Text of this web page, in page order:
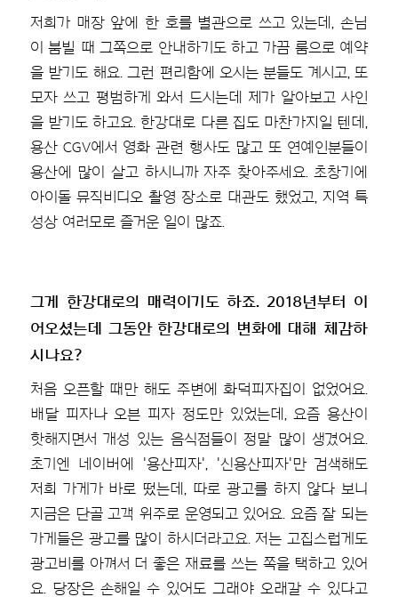
저희가 매장 앞에 한 호를 별관으로 쓰고 있는데, 손님
이 붐빌 때 그쪽으로 안내하기도 하고 가끔 룸으로 예약
을 받기도 해요. 그런 편리함에 오시는 분들도 계시고, 또
모자 쓰고 평범하게 와서 드시는데 제가 알아보고 사인
을 받기도 하고요. 한강대로 다른 집도 마찬가지일 텐데,
용산 CGV에서 영화 관련 행사도 많고 또 연예인분들이
용산에 많이 살고 하시니까 자주 찾아주세요. 초창기에
아이돌 뮤직비디오 촬영 장소로 대관도 했었고, 지역 특
성상 여러모로 즐거운 일이 많죠.
그게 한강대로의 매력이기도 하죠. 2018년부터 이
어오셨는데 그동안 한강대로의 변화에 대해 체감하
시나요?
처음 오픈할 때만 해도 주변에 화덕피자집이 없었어요.
배달 피자나 오븐 피자 정도만 있었는데, 요즘 용산이
핫해지면서 개성 있는 음식점들이 정말 많이 생겼어요.
초기엔 네이버에 '용산피자', '신용산피자'만 검색해도
저희 가게가 바로 떴는데, 따로 광고를 하지 않다 보니
지금은 단골 고객 위주로 운영되고 있어요. 요즘 잘 되는
가게들은 광고를 많이 하시더라고요. 저는 고집스럽게도
광고비를 아껴서 더 좋은 재료를 쓰는 쪽을 택하고 있어
요. 당장은 손해일 수 있어도 그래야 오래갈 수 있다고